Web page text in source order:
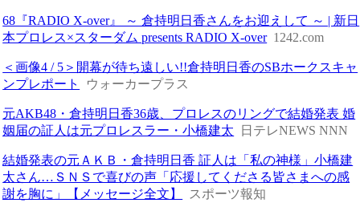
68『RADIO X-over』 ～ 倉持明日香さんをお迎えして ～ | 新日
本プロレス×スターダム presents RADIO X-over 1242.com
＜画像4 / 5＞開幕が待ち遠しい!!倉持明日香のSBホークスキャ
ンプレポート
ウォーカープラス
元AKB48・倉持明日香36歳、プロレスのリングで結婚発表 婚
姻届の証人は元プロレスラー・小橋建太
日テレNEWS NNN
結婚発表の元ＡＫＢ・倉持明日香 証人は「私の神様」小橋建
太さん…ＳＮＳで喜びの声「応援してくださる皆さまへの感
謝を胸に」【メッセージ全文】
スポーツ報知